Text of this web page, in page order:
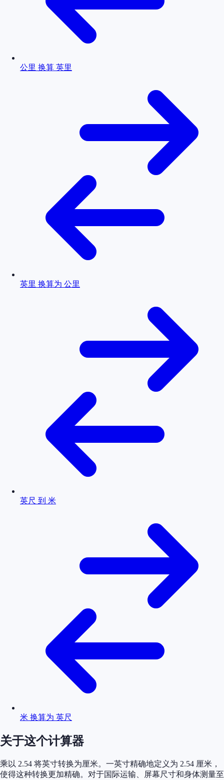
公里 换算 英里
英里 换算为 公里
英尺 到 米
米 换算为 英尺
关于这个计算器
乘以 2.54 将英寸转换为厘米。一英寸精确地定义为 2.54 厘米，
使得这种转换更加精确。对于国际运输、屏幕尺寸和身体测量至